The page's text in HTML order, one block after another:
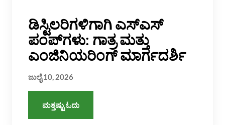
ಡಿಸ್ಟಿಲರಿಗಳಿಗಾಗಿ ಎಸ್‌ಎಸ್
ಪಂಪ್‌ಗಳು: ಗಾತ್ರ ಮತ್ತು
ಎಂಜಿನಿಯರಿಂಗ್ ಮಾರ್ಗದರ್ಶಿ
ಜುಲೈ 10, 2026
ಮತ್ತಷ್ಟು ಓದು